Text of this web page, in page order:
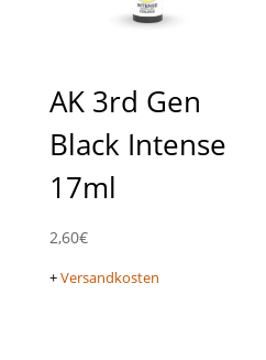
AK 3rd Gen
Black Intense
17ml
2,60€
+Versandkosten